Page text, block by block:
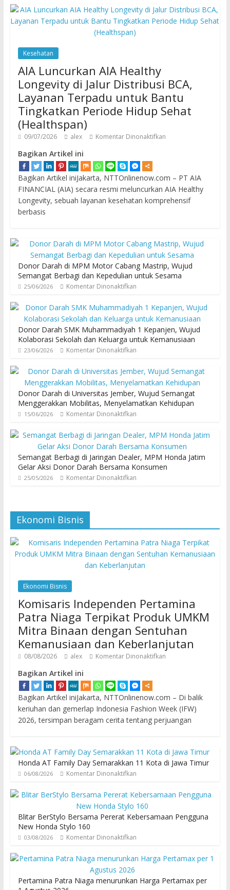
Kesehatan
AIA Luncurkan AIA Healthy
Longevity di Jalur Distribusi BCA,
Layanan Terpadu untuk Bantu
Tingkatkan Periode Hidup Sehat
(Healthspan)
09/07/2026 alex Komentar Dinonaktifkan
Bagikan Artikel ini
Bagikan Artikel iniJakarta, NTTOnlinenow.com – PT AIA
FINANCIAL (AIA) secara resmi meluncurkan AIA Healthy
Longevity, sebuah layanan kesehatan komprehensif
berbasis
Donor Darah di MPM Motor Cabang Mastrip, Wujud
Semangat Berbagi dan Kepedulian untuk Sesama
25/06/2026 Komentar Dinonaktifkan
Donor Darah SMK Muhammadiyah 1 Kepanjen, Wujud
Kolaborasi Sekolah dan Keluarga untuk Kemanusiaan
23/06/2026 Komentar Dinonaktifkan
Donor Darah di Universitas Jember, Wujud Semangat
Menggerakkan Mobilitas, Menyelamatkan Kehidupan
15/06/2026 Komentar Dinonaktifkan
Semangat Berbagi di Jaringan Dealer, MPM Honda Jatim
Gelar Aksi Donor Darah Bersama Konsumen
25/05/2026 Komentar Dinonaktifkan
Ekonomi Bisnis
Ekonomi Bisnis
Komisaris Independen Pertamina
Patra Niaga Terpikat Produk UMKM
Mitra Binaan dengan Sentuhan
Kemanusiaan dan Keberlanjutan
08/08/2026 alex Komentar Dinonaktifkan
Bagikan Artikel ini
Bagikan Artikel iniJakarta, NTTOnlinenow.com – Di balik
keriuhan dan gemerlap Indonesia Fashion Week (IFW)
2026, tersimpan beragam cerita tentang perjuangan
Honda AT Family Day Semarakkan 11 Kota di Jawa Timur
06/08/2026 Komentar Dinonaktifkan
Blitar BerStylo Bersama Pererat Kebersamaan Pengguna
New Honda Stylo 160
03/08/2026 Komentar Dinonaktifkan
Pertamina Patra Niaga menurunkan Harga Pertamax per